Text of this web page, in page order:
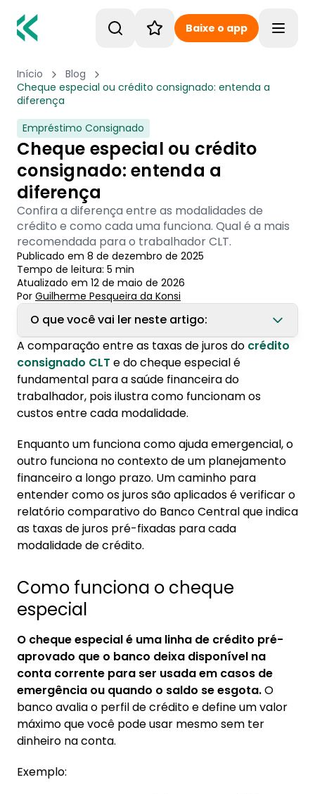
Baixe o app
Início
Blog
Cheque especial ou crédito consignado: entenda a
diferença
Empréstimo Consignado
Cheque especial ou crédito
consignado: entenda a
diferença
Confira a diferença entre as modalidades de
crédito e como cada uma funciona. Qual é a mais
recomendada para o trabalhador CLT.
Publicado em 8 de dezembro de 2025
Tempo de leitura: 5 min
Atualizado em 12 de maio de 2026
Por Guilherme Pesqueira da Konsi
O que você vai ler neste artigo:
1. Como funciona o cheque especial
2. Mudanças no empréstimo consignado CLT
2.1. Como funciona o Crédito do Trabalhador
CLT
3.1. Comparação da taxa de juros
4. Como escolher a melhor modalidade de
crédito
5. Diferença entre cheque especial e crédito
A comparação entre as taxas de juros do crédito
consignado CLT e do cheque especial é
fundamental para a saúde financeira do
trabalhador, pois ilustra como funcionam os
custos entre cada modalidade.
Enquanto um funciona como ajuda emergencial, o
outro funciona no contexto de um planejamento
financeiro a longo prazo. Um caminho para
entender como os juros são aplicados é verificar o
relatório comparativo do Banco Central que indica
as taxas de juros pré-fixadas para cada
modalidade de crédito.
Como funciona o cheque
especial
O cheque especial é uma linha de crédito pré-
aprovado que o banco deixa disponível na
conta corrente para ser usada em casos de
emergência ou quando o saldo se esgota.O
banco avalia o perfil de crédito e define um valor
máximo que você pode usar mesmo sem ter
dinheiro na conta.
Exemplo: